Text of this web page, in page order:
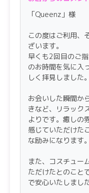
【料金納得度】
【プレイ内容】納
【スタッフの対応
「Queenz」様
この度はご利用、
ざいます。
早くも2回目のご
のお時間を気に入
しく拝見しました。
お会いした瞬間か
きなど、リラック
よりです。癒しの
感じていただけた
な励みになります。
また、コスチュー
ただけたとのこと
で安心いたしました